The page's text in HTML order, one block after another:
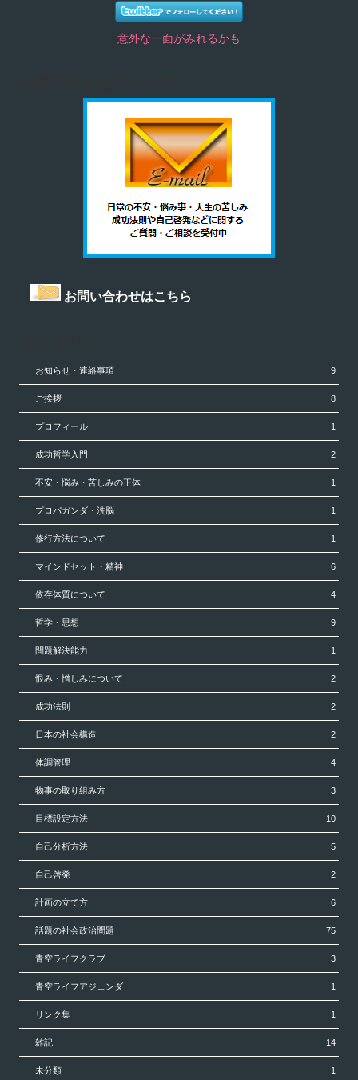
意外な一面がみれるかも
お問い合わせはこちら
お知らせ・連絡事項 9
ご挨拶 8
プロフィール 1
成功哲学入門 2
不安・悩み・苦しみの正体 1
プロパガンダ・洗脳 1
修行方法について 1
マインドセット・精神 6
依存体質について 4
哲学・思想 9
問題解決能力 1
恨み・憎しみについて 2
成功法則 2
日本の社会構造 2
体調管理 4
物事の取り組み方 3
目標設定方法 10
自己分析方法 5
自己啓発 2
計画の立て方 6
話題の社会政治問題 75
青空ライフクラブ 3
青空ライフアジェンダ 1
リンク集 1
雑記 14
未分類 1